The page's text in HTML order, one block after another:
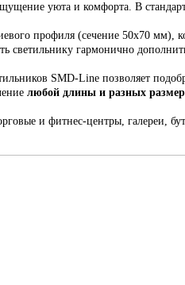
уюта и комфорта. В
профиля (сечение 50х70 мм),
светильнику гармонично
SMD-Line позволяет
любой длины и разных
и фитнес-центры, галереи,